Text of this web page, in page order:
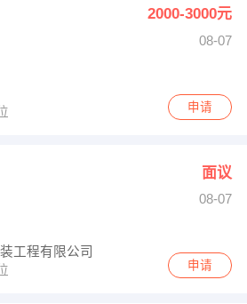
2000-3000元
08-07
申请
面议
08-07
工程有限公司
申请